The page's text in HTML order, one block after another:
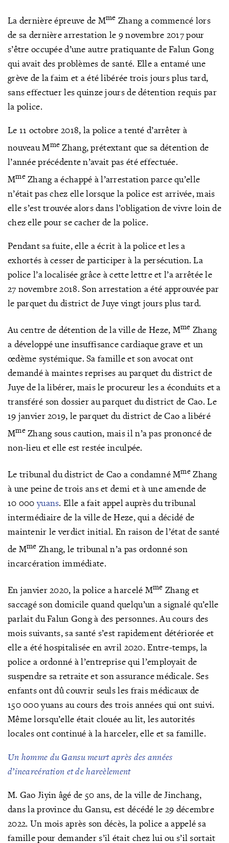
La dernière épreuve de Mme Zhang a commencé lors
de sa dernière arrestation le 9 novembre 2017 pour
s’être occupée d’une autre pratiquante de Falun Gong
qui avait des problèmes de santé. Elle a entamé une
grève de la faim et a été libérée trois jours plus tard,
sans effectuer les quinze jours de détention requis par
la police.
Le 11 octobre 2018, la police a tenté d’arrêter à
nouveau Mme Zhang, prétextant que sa détention de
l’année précédente n’avait pas été effectuée.
MmeZhang a échappé à l’arrestation parce qu’elle
n’était pas chez elle lorsque la police est arrivée, mais
elle s’est trouvée alors dans l’obligation de vivre loin de
chez elle pour se cacher de la police.
Pendant sa fuite, elle a écrit à la police et les a
exhortés à cesser de participer à la persécution. La
police l’a localisée grâce à cette lettre et l’a arrêtée le
27 novembre 2018. Son arrestation a été approuvée par
le parquet du district de Juye vingt jours plus tard.
Au centre de détention de la ville de Heze, Mme Zhang
a développé une insuffisance cardiaque grave et un
œdème systémique. Sa famille et son avocat ont
demandé à maintes reprises au parquet du district de
Juye de la libérer, mais le procureur les a éconduits et a
transféré son dossier au parquet du district de Cao. Le
19 janvier 2019, le parquet du district de Cao a libéré
MmeZhang sous caution, mais il n’a pas prononcé de
non-lieu et elle est restée inculpée.
Le tribunal du district de Cao a condamné MmeZhang
à une peine de trois ans et demi et à une amende de
10 000yuans. Elle a fait appel auprès du tribunal
intermédiaire de la ville de Heze, qui a décidé de
maintenir le verdict initial. En raison de l’état de santé
de Mme Zhang, le tribunal n’a pas ordonné son
incarcération immédiate.
En janvier 2020, la police a harcelé Mme Zhang et
saccagé son domicile quand quelqu’un a signalé qu’elle
parlait du Falun Gong à des personnes. Au cours des
mois suivants, sa santé s’est rapidement détériorée et
elle a été hospitalisée en avril 2020. Entre-temps, la
police a ordonné à l’entreprise qui l’employait de
suspendre sa retraite et son assurance médicale. Ses
enfants ont dû couvrir seuls les frais médicaux de
150 000 yuans au cours des trois années qui ont suivi.
Même lorsqu’elle était clouée au lit, les autorités
locales ont continué à la harceler, elle et sa famille.
Un homme du Gansu meurt après des années
d’incarcération et de harcèlement
M. Gao Jiyin âgé de 50 ans, de la ville de Jinchang,
dans la province du Gansu, est décédé le 29 décembre
2022. Un mois après son décès, la police a appelé sa
famille pour demander s’il était chez lui ou s’il sortait